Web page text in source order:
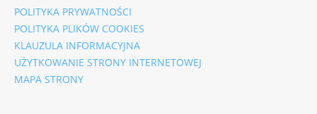
POLITYKA PRYWATNOŚCI
POLITYKA PLIKÓW COOKIES
KLAUZULA INFORMACYJNA
UŻYTKOWANIE STRONY INTERNETOWEJ
MAPA STRONY